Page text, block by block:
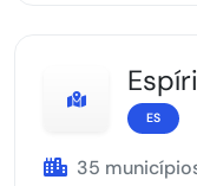
ES
35